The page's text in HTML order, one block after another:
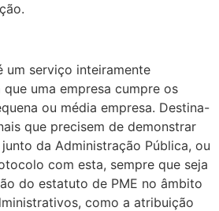
um serviço inteiramente
uma empresa cumpre os
ou média empresa. Destina-
que precisem de demonstrar
da Administração Pública, ou
com esta, sempre que seja
do estatuto de PME no âmbito
como a atribuição